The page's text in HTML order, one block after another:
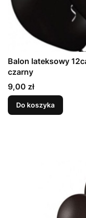
Balon lateksowy
czarny
Cena
9,00 zł
Do koszyka